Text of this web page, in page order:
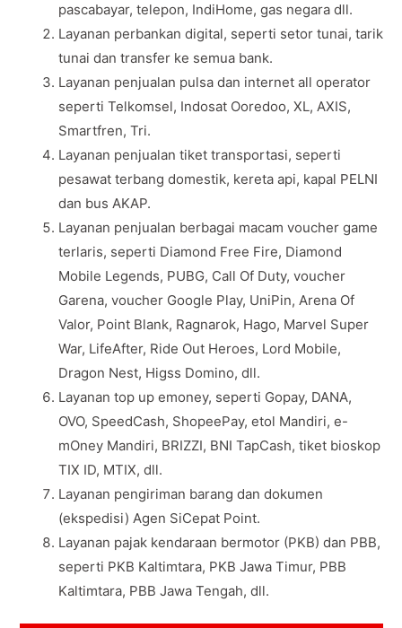
pascabayar, telepon, IndiHome, gas negara dll.
Layanan perbankan digital, seperti setor tunai, tarik
tunai dan transfer ke semua bank.
Layanan penjualan pulsa dan internet all operator
seperti Telkomsel, Indosat Ooredoo, XL, AXIS,
Smartfren, Tri.
Layanan penjualan tiket transportasi, seperti
pesawat terbang domestik, kereta api, kapal PELNI
dan bus AKAP.
Layanan penjualan berbagai macam voucher game
terlaris, seperti Diamond Free Fire, Diamond
Mobile Legends, PUBG, Call Of Duty, voucher
Garena, voucher Google Play, UniPin, Arena Of
Valor, Point Blank, Ragnarok, Hago, Marvel Super
War, LifeAfter, Ride Out Heroes, Lord Mobile,
Dragon Nest, Higss Domino, dll.
Layanan top up emoney, seperti Gopay, DANA,
OVO, SpeedCash, ShopeePay, etol Mandiri, e-
mOney Mandiri, BRIZZI, BNI TapCash, tiket bioskop
TIX ID, MTIX, dll.
Layanan pengiriman barang dan dokumen
(ekspedisi) Agen SiCepat Point.
Layanan pajak kendaraan bermotor (PKB) dan PBB,
seperti PKB Kaltimtara, PKB Jawa Timur, PBB
Kaltimtara, PBB Jawa Tengah, dll.